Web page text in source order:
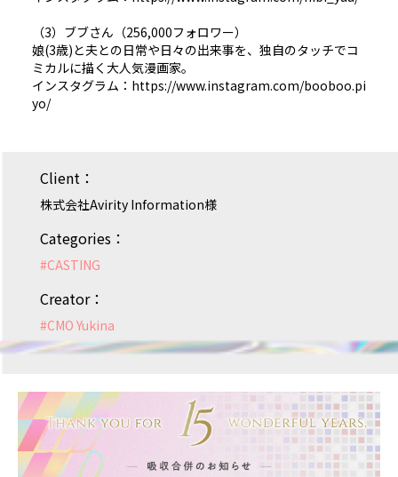
（3）ブブさん（256,000フォロワー）
娘(3歳)と夫との日常や日々の出来事を、独自のタッチでコ
ミカルに描く大人気漫画家。
インスタグラム：https://www.instagram.com/booboo.pi
yo/
Client：
株式会社Avirity Information様
Categories：
#CASTING
Creator：
#CMO Yukina